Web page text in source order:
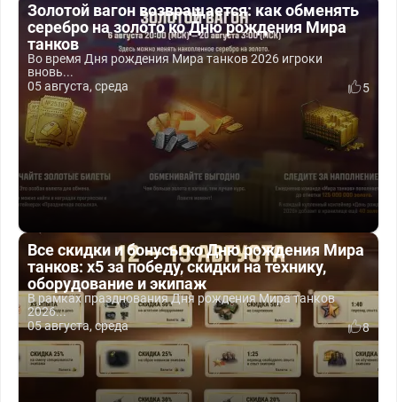
Золотой вагон возвращается: как обменять
серебро на золото ко Дню рождения Мира
танков
Во время Дня рождения Мира танков 2026 игроки
вновь...
05 августа, среда
5
Все скидки и бонусы ко Дню рождения Мира
танков: x5 за победу, скидки на технику,
оборудование и экипаж
В рамках празднования Дня рождения Мира танков
2026...
05 августа, среда
8